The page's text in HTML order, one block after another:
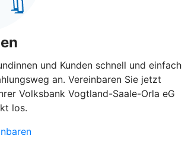
und Kunden schnell und einfach
an. Vereinbaren Sie jetzt
Volksbank Vogtland-Saale-Orla eG
los.